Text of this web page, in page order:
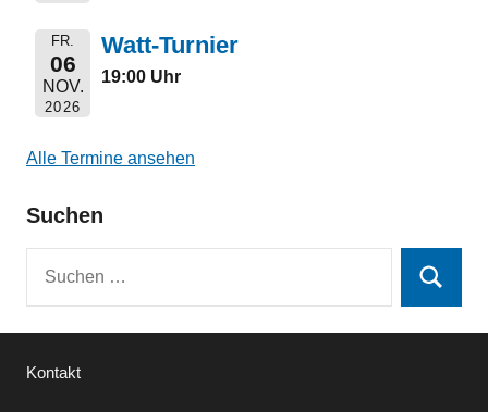
FR.
06
NOV.
2026
Watt-Turnier
19:00 Uhr
Alle Termine ansehen
Suchen
Suchen
Kontakt